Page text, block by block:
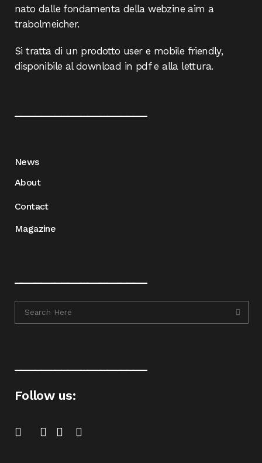
nato dalle fondamenta della webzine aim a
trabolmeicher.
Si tratta di un prodotto user e mobile friendly,
disponibile al download in pdf e alla lettura.
News
About
Contact
Magazine
Follow us: